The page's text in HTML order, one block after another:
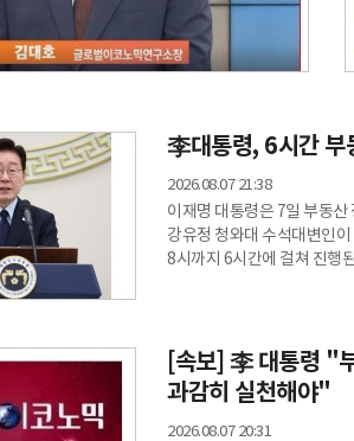
李대통령, 6시간
2026.08.07 21:38
이재명 대통령은 7일 부동
강유정 청와대 수석대변인
8시까지 6시간에 걸쳐 진행
방안이 폭넓게 개진됐고 면
[속보] 李 대통령 "
과감히 실천해야"
2026.08.07 20:31